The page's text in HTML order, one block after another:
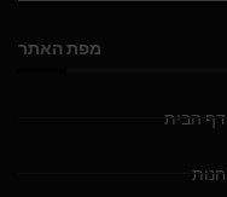
מפת האתר
דף הבית
חנות